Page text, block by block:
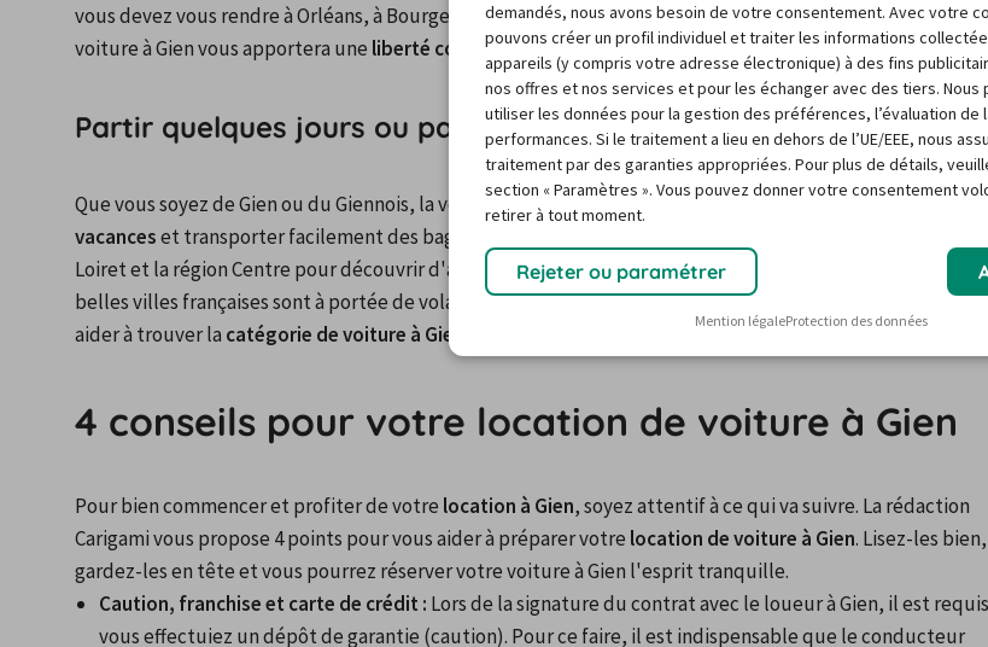
vous devez vous rendre à Orléans, à Bourges ou encore à Montargis sans être dépendant, alors la location
voiture à Gien vous apportera une liberté confortable !
Partir quelques jours ou partir en vacances
Que vous soyez de Gien ou du Giennois, la voiture reste le meilleur moyen de transport pour partir en
vacances et transporter facilement des bagages. Avec une location de voiture à Gien, vous pouvez quitter
Loiret et la région Centre pour découvrir d'autres régions de France. En plus, Gien est plutôt bien placé
belles villes françaises sont à portée de volant (comme Lyon ou Clermont-Ferrand par ex.). Carigami peut
aider à trouver la catégorie de voiture à Gien , qui vous permettra de partir en vacances.
4 conseils pour votre location de voiture à Gien
Pour bien commencer et profiter de votre location à Gien, soyez attentif à ce qui va suivre. La rédaction
Carigami vous propose 4 points pour vous aider à préparer votre location de voiture à Gien. Lisez-les bien,
gardez-les en tête et vous pourrez réserver votre voiture à Gien l'esprit tranquille.
Caution, franchise et carte de crédit : Lors de la signature du contrat avec le loueur à Gien, il est
vous effectuiez un dépôt de garantie (caution). Pour ce faire, il est indispensable que le conducteur
demandés, nous avons besoin de votre consentement. Avec votre
pouvons créer un profil individuel et traiter les informations
appareils (y compris votre adresse électronique) à des fins
nos offres et nos services et pour les échanger avec des tiers. Nous
utiliser les données pour la gestion des préférences, l’évaluation de
performances. Si le traitement a lieu en dehors de l’UE/EEE, nous
traitement par des garanties appropriées. Pour plus de détails,
section « Paramètres ». Vous pouvez donner votre consentement
retirer à tout moment.
Rejeter ou paramétrer
Mention légaleProtection des données